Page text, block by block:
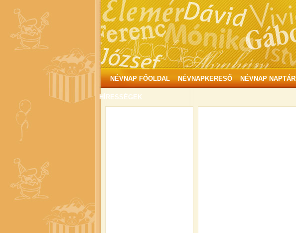
NÉVNAP FŐOLDAL NÉVNAPKERESŐ NÉVNAP NAPTÁR
HÍRESSÉGEK